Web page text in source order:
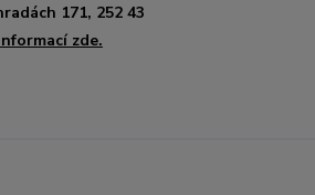
171, 252 43
zde.